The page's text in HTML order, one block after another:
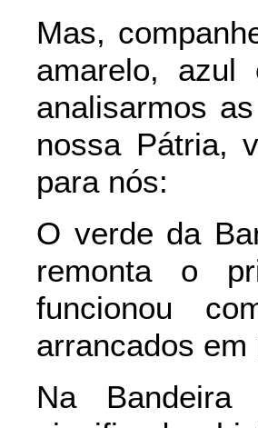
Mas,
amarelo, azul
analisarmos
nossa Pátria,
para nós:
O verde da
remonta o
funcionou
arrancados
Na